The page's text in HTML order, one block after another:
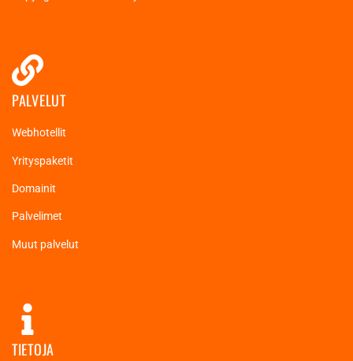
PALVELUT
Webhotellit
Yrityspaketit
Domainit
Palvelimet
Muut palvelut
TIETOJA